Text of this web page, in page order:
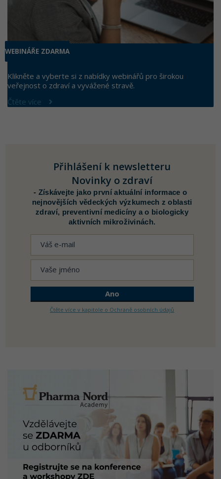
WEBINÁŘE ZDARMA
Klikněte a vyberte si z nabídky webinářů pro širokou
veřejnost o zdraví a vyvážené stravě.
Čtěte více
Přihlášení k newsletteru
Novinky o zdraví
- Získávejte jako první aktuální informace o
nejnovějších vědeckých výzkumech z oblasti
zdraví, preventivní medicíny a o biologicky
aktivních mikroživinách.
Čtěte více v kapitole o Ochraně osobních údajů